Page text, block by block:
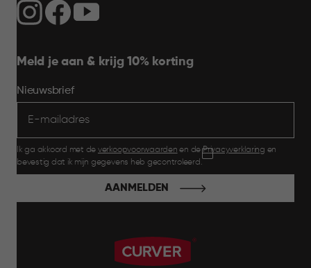
Meld je aan & krijg 10% korting
Nieuwsbrief
Ik ga akkoord met de verkoopvoorwaarden en dePrivacyverklaring en
bevestig dat ik mijn gegevens heb gecontroleerd.
AANMELDEN